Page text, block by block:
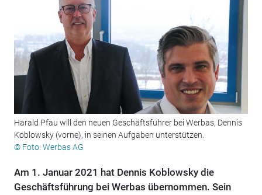
Harald Pfau will den neuen Geschäftsführer bei Werbas, Dennis
Koblowsky (vorne), in seinen Aufgaben unterstützen.
© Foto: Werbas AG
Am 1. Januar 2021 hat Dennis Koblowsky die
Geschäftsführung bei Werbas übernommen. Sein